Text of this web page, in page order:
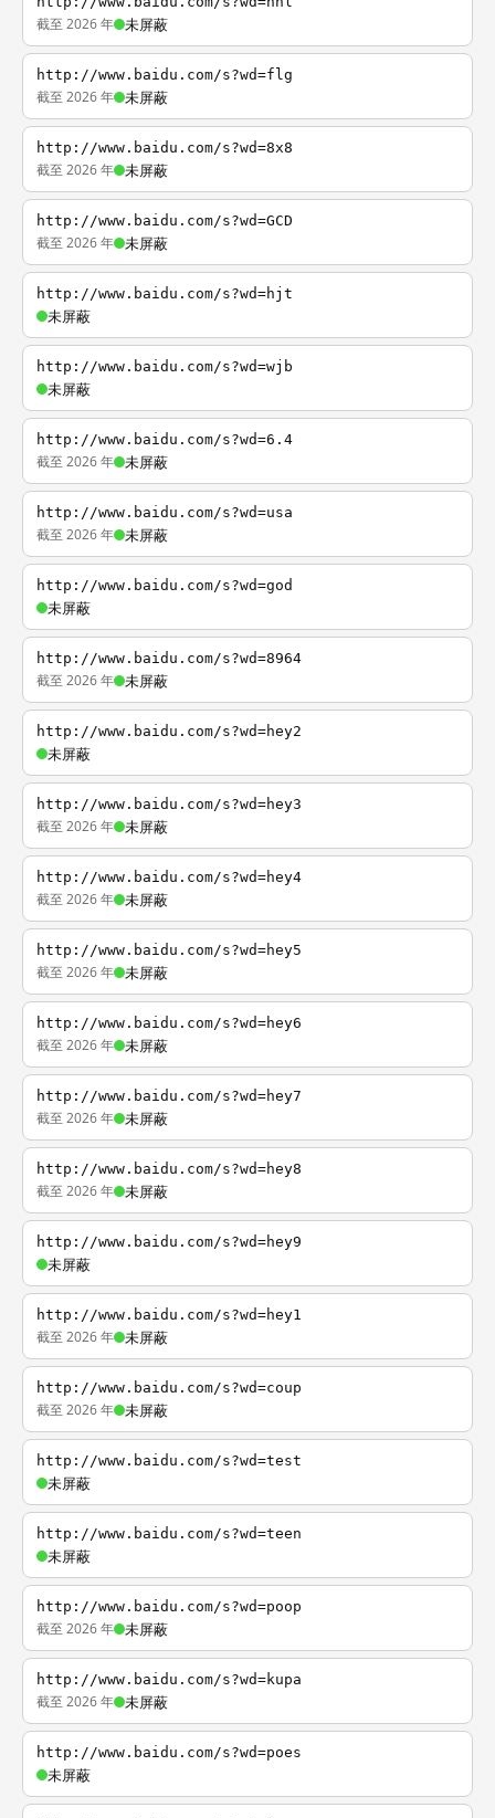
截至 2026 年 未屏蔽
http://www.baidu.com/s?wd=flg
截至 2026 年 未屏蔽
http://www.baidu.com/s?wd=8x8
截至 2026 年 未屏蔽
http://www.baidu.com/s?wd=GCD
截至 2026 年 未屏蔽
http://www.baidu.com/s?wd=hjt
未屏蔽
http://www.baidu.com/s?wd=wjb
未屏蔽
http://www.baidu.com/s?wd=6.4
截至 2026 年 未屏蔽
http://www.baidu.com/s?wd=usa
截至 2026 年 未屏蔽
http://www.baidu.com/s?wd=god
未屏蔽
http://www.baidu.com/s?wd=8964
截至 2026 年 未屏蔽
http://www.baidu.com/s?wd=hey2
未屏蔽
http://www.baidu.com/s?wd=hey3
截至 2026 年 未屏蔽
http://www.baidu.com/s?wd=hey4
截至 2026 年 未屏蔽
http://www.baidu.com/s?wd=hey5
截至 2026 年 未屏蔽
http://www.baidu.com/s?wd=hey6
截至 2026 年 未屏蔽
http://www.baidu.com/s?wd=hey7
截至 2026 年 未屏蔽
http://www.baidu.com/s?wd=hey8
截至 2026 年 未屏蔽
http://www.baidu.com/s?wd=hey9
未屏蔽
http://www.baidu.com/s?wd=hey1
截至 2026 年 未屏蔽
http://www.baidu.com/s?wd=coup
截至 2026 年 未屏蔽
http://www.baidu.com/s?wd=test
未屏蔽
http://www.baidu.com/s?wd=teen
未屏蔽
http://www.baidu.com/s?wd=poop
截至 2026 年 未屏蔽
http://www.baidu.com/s?wd=kupa
截至 2026 年 未屏蔽
http://www.baidu.com/s?wd=poes
未屏蔽